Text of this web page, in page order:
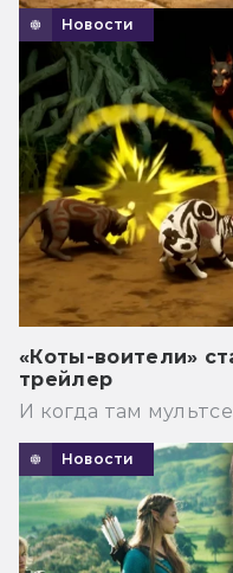
Новости
«Коты-воители»
трейлер
И когда там
Новости